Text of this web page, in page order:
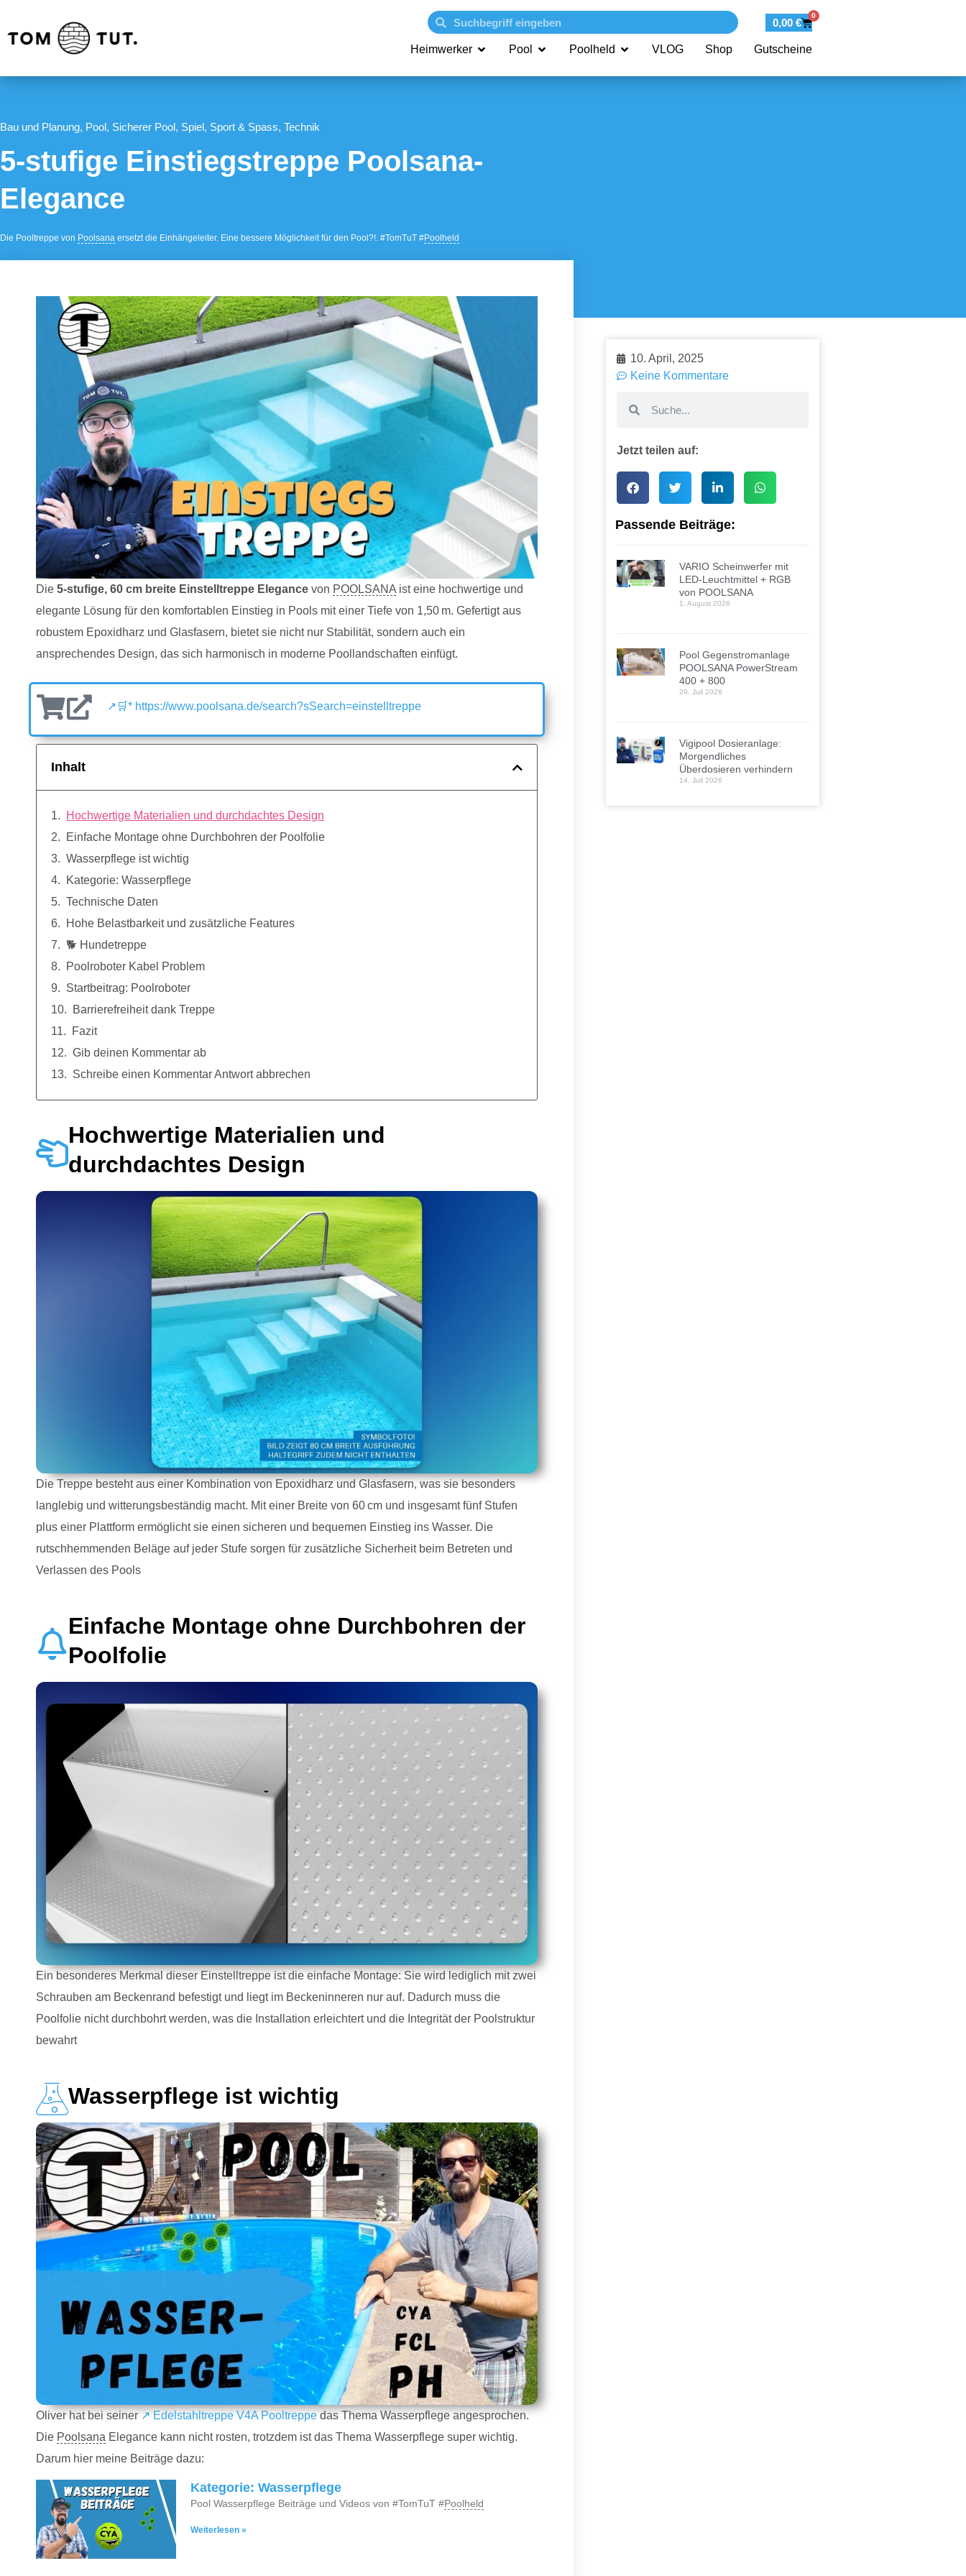
0,00 €
0
Heimwerker Pool Poolheld VLOG Shop Gutscheine
Bau und Planung, Pool, Sicherer Pool, Spiel, Sport & Spass, Technik
5-stufige Einstiegstreppe Poolsana-
Elegance
Die Pooltreppe von Poolsana ersetzt die Einhängeleiter. Eine bessere Möglichkeit für den Pool?!. #TomTuT #Poolheld
Die 5-stufige, 60 cm breite Einstelltreppe Elegance von POOLSANA ist eine hochwertige und
elegante Lösung für den komfortablen Einstieg in Pools mit einer Tiefe von 1,50 m. Gefertigt aus
robustem Epoxidharz und Glasfasern, bietet sie nicht nur Stabilität, sondern auch ein
ansprechendes Design, das sich harmonisch in moderne Poollandschaften einfügt.
↗🛒* https://www.poolsana.de/search?sSearch=einstelltreppe
Inhalt
Hochwertige Materialien und durchdachtes Design
Einfache Montage ohne Durchbohren der Poolfolie
Wasserpflege ist wichtig
Kategorie: Wasserpflege
Technische Daten
Hohe Belastbarkeit und zusätzliche Features
🐕 Hundetreppe
Poolroboter Kabel Problem
Startbeitrag: Poolroboter
Barrierefreiheit dank Treppe
Fazit
Gib deinen Kommentar ab
Schreibe einen Kommentar Antwort abbrechen
Hochwertige Materialien und
durchdachtes Design
Die Treppe besteht aus einer Kombination von Epoxidharz und Glasfasern, was sie besonders
langlebig und witterungsbeständig macht. Mit einer Breite von 60 cm und insgesamt fünf Stufen
plus einer Plattform ermöglicht sie einen sicheren und bequemen Einstieg ins Wasser. Die
rutschhemmenden Beläge auf jeder Stufe sorgen für zusätzliche Sicherheit beim Betreten und
Verlassen des Pools
Einfache Montage ohne Durchbohren der
Poolfolie
Ein besonderes Merkmal dieser Einstelltreppe ist die einfache Montage: Sie wird lediglich mit zwei
Schrauben am Beckenrand befestigt und liegt im Beckeninneren nur auf. Dadurch muss die
Poolfolie nicht durchbohrt werden, was die Installation erleichtert und die Integrität der Poolstruktur
bewahrt
Wasserpflege ist wichtig
Oliver hat bei seiner↗ Edelstahltreppe V4A Pooltreppedas Thema Wasserpflege angesprochen.
Die Poolsana Elegance kann nicht rosten, trotzdem ist das Thema Wasserpflege super wichtig.
Darum hier meine Beiträge dazu:
Kategorie: Wasserpflege
Pool Wasserpflege Beiträge und Videos von #TomTuT #Poolheld
Weiterlesen »
10. April, 2025
Keine Kommentare
Jetzt teilen auf:
Passende Beiträge:
VARIO Scheinwerfer mit
LED-Leuchtmittel + RGB
von POOLSANA
1. August 2026
Pool Gegenstromanlage
POOLSANA PowerStream
400 + 800
29. Juli 2026
Vigipool Dosieranlage:
Morgendliches
Überdosieren verhindern
14. Juli 2026